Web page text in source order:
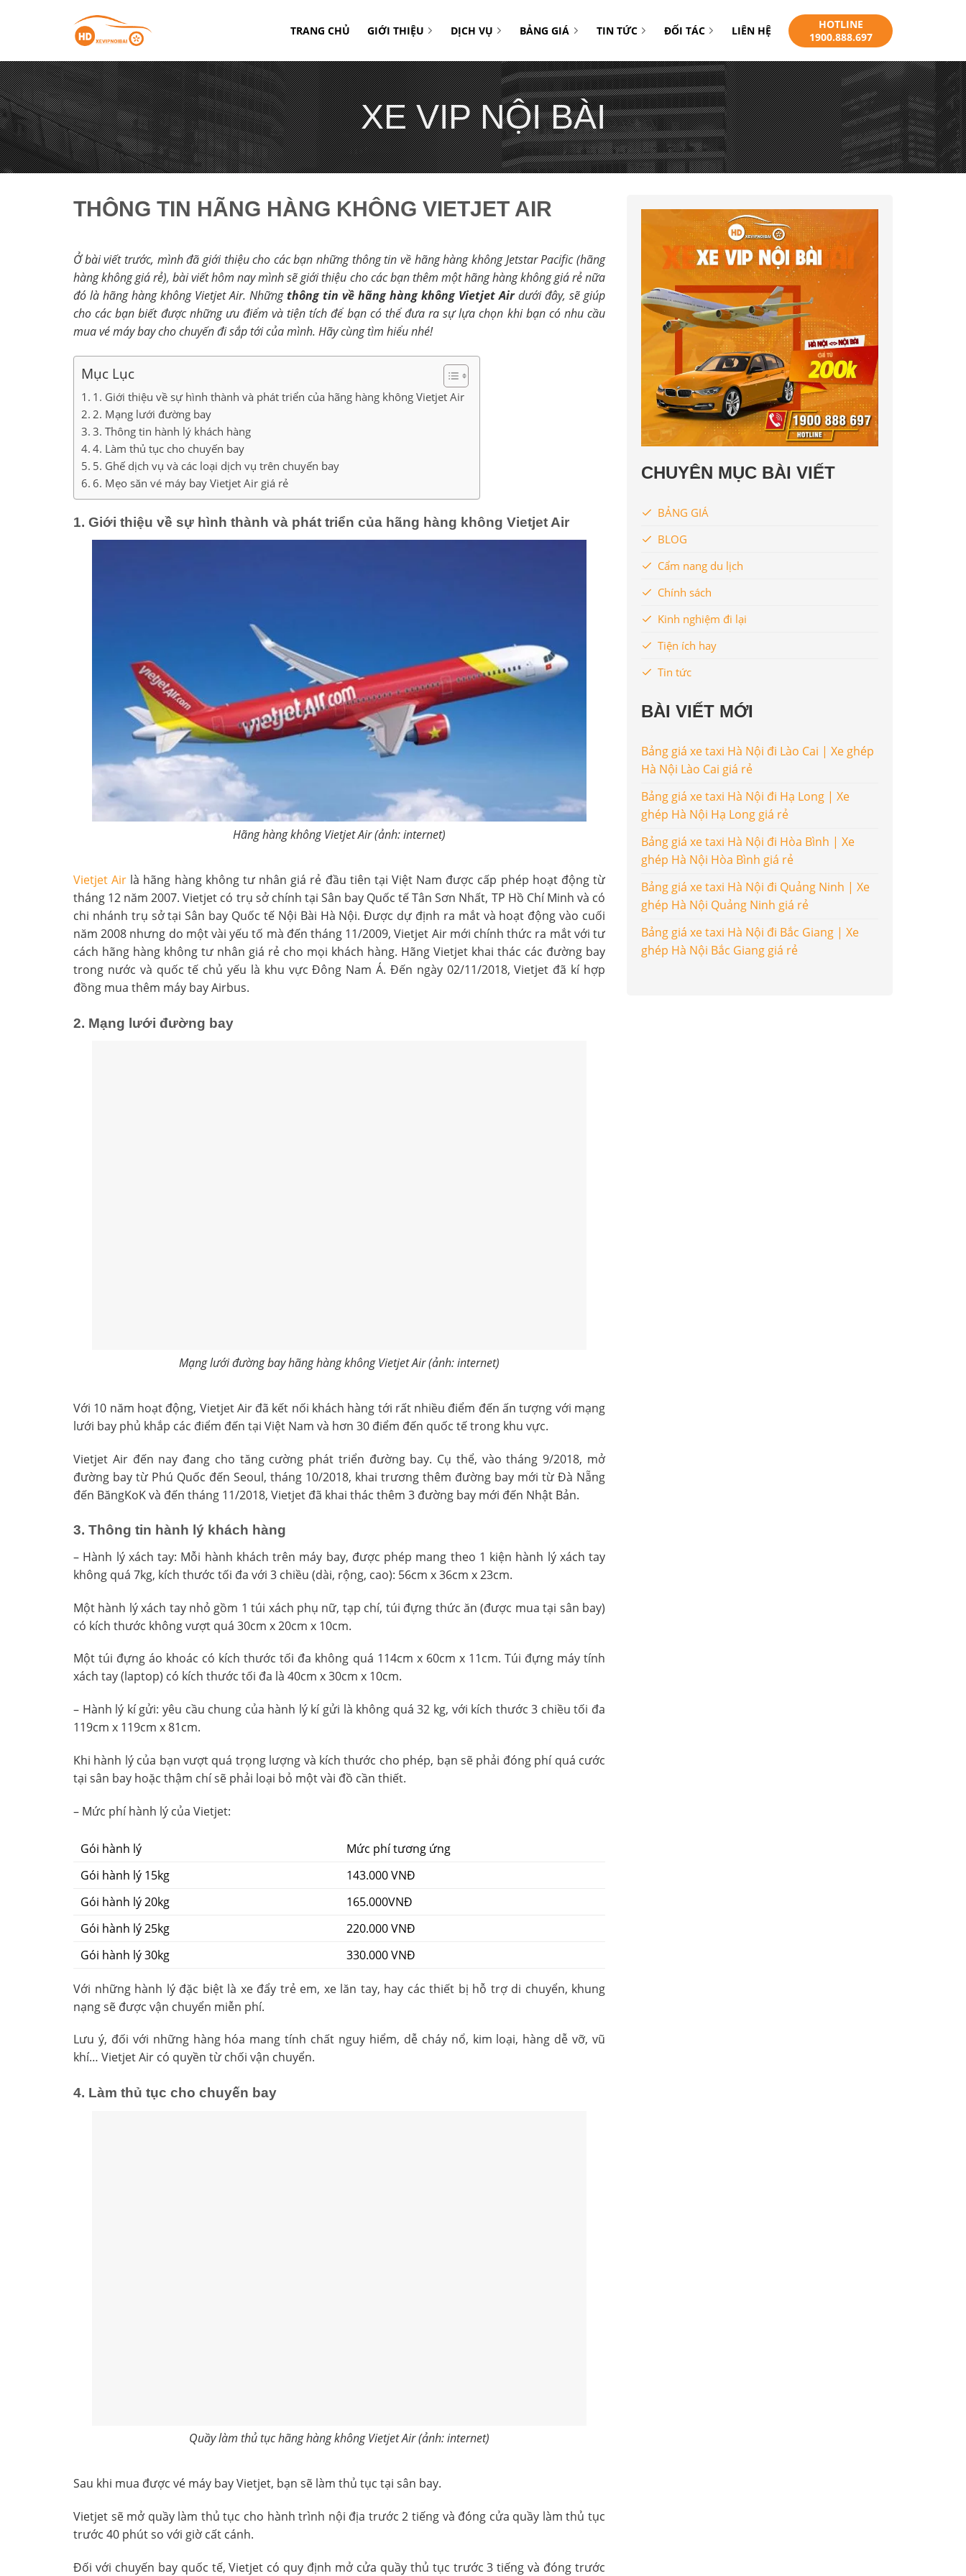
dung
TRANG CHỦ GIỚI THIỆU DỊCH VỤ BẢNG GIÁ TIN TỨC ĐỐI TÁC LIÊN HỆ
HOTLINE
1900.888.697
XE VIP NỘI BÀI
THÔNG TIN HÃNG HÀNG KHÔNG VIETJET AIR
Ở bài viết trước, mình đã giới thiệu cho các bạn những thông tin về hãng hàng không Jetstar Pacific (hãng
hàng không giá rẻ), bài viết hôm nay mình sẽ giới thiệu cho các bạn thêm một hãng hàng không giá rẻ nữa
đó là hãng hàng không Vietjet Air. Nhữngthông tin về hãng hàng không Vietjet Airdưới đây, sẽ giúp
cho các bạn biết được những ưu điểm và tiện tích để bạn có thể đưa ra sự lựa chọn khi bạn có nhu cầu
mua vé máy bay cho chuyến đi sắp tới của mình. Hãy cùng tìm hiểu nhé!
Mục Lục
1. Giới thiệu về sự hình thành và phát triển của hãng hàng không Vietjet Air
2. Mạng lưới đường bay
3. Thông tin hành lý khách hàng
4. Làm thủ tục cho chuyến bay
5. Ghế dịch vụ và các loại dịch vụ trên chuyến bay
6. Mẹo săn vé máy bay Vietjet Air giá rẻ
1. Giới thiệu về sự hình thành và phát triển của hãng hàng không Vietjet Air
Hãng hàng không Vietjet Air (ảnh: internet)
Vietjet Air là hãng hàng không tư nhân giá rẻ đầu tiên tại Việt Nam được cấp phép hoạt động từ
tháng 12 năm 2007. Vietjet có trụ sở chính tại Sân bay Quốc tế Tân Sơn Nhất, TP Hồ Chí Minh và có
chi nhánh trụ sở tại Sân bay Quốc tế Nội Bài Hà Nội. Được dự định ra mắt và hoạt động vào cuối
năm 2008 nhưng do một vài yếu tố mà đến tháng 11/2009, Vietjet Air mới chính thức ra mắt với tư
cách hãng hàng không tư nhân giá rẻ cho mọi khách hàng. Hãng Vietjet khai thác các đường bay
trong nước và quốc tế chủ yếu là khu vực Đông Nam Á. Đến ngày 02/11/2018, Vietjet đã kí hợp
đồng mua thêm máy bay Airbus.
2. Mạng lưới đường bay
Mạng lưới đường bay hãng hàng không Vietjet Air (ảnh: internet)
Với 10 năm hoạt động, Vietjet Air đã kết nối khách hàng tới rất nhiều điểm đến ấn tượng với mạng
lưới bay phủ khắp các điểm đến tại Việt Nam và hơn 30 điểm đến quốc tế trong khu vực.
Vietjet Air đến nay đang cho tăng cường phát triển đường bay. Cụ thể, vào tháng 9/2018, mở
đường bay từ Phú Quốc đến Seoul, tháng 10/2018, khai trương thêm đường bay mới từ Đà Nẵng
đến BăngKoK và đến tháng 11/2018, Vietjet đã khai thác thêm 3 đường bay mới đến Nhật Bản.
3. Thông tin hành lý khách hàng
– Hành lý xách tay: Mỗi hành khách trên máy bay, được phép mang theo 1 kiện hành lý xách tay
không quá 7kg, kích thước tối đa với 3 chiều (dài, rộng, cao): 56cm x 36cm x 23cm.
Một hành lý xách tay nhỏ gồm 1 túi xách phụ nữ, tạp chí, túi đựng thức ăn (được mua tại sân bay)
có kích thước không vượt quá 30cm x 20cm x 10cm.
Một túi đựng áo khoác có kích thước tối đa không quá 114cm x 60cm x 11cm. Túi đựng máy tính
xách tay (laptop) có kích thước tối đa là 40cm x 30cm x 10cm.
– Hành lý kí gửi: yêu cầu chung của hành lý kí gửi là không quá 32 kg, với kích thước 3 chiều tối đa
119cm x 119cm x 81cm.
Khi hành lý của bạn vượt quá trọng lượng và kích thước cho phép, bạn sẽ phải đóng phí quá cước
tại sân bay hoặc thậm chí sẽ phải loại bỏ một vài đồ cần thiết.
– Mức phí hành lý của Vietjet:
Gói hành lý
Mức phí tương ứng
Gói hành lý 15kg
143.000 VNĐ
Gói hành lý 20kg
165.000VNĐ
Gói hành lý 25kg
220.000 VNĐ
Gói hành lý 30kg
330.000 VNĐ
Với những hành lý đặc biệt là xe đẩy trẻ em, xe lăn tay, hay các thiết bị hỗ trợ di chuyển, khung
nạng sẽ được vận chuyển miễn phí.
Lưu ý, đối với những hàng hóa mang tính chất nguy hiểm, dễ cháy nổ, kim loại, hàng dễ vỡ, vũ
khí… Vietjet Air có quyền từ chối vận chuyển.
4. Làm thủ tục cho chuyến bay
Quầy làm thủ tục hãng hàng không Vietjet Air (ảnh: internet)
Sau khi mua được vé máy bay Vietjet, bạn sẽ làm thủ tục tại sân bay.
Vietjet sẽ mở quầy làm thủ tục cho hành trình nội địa trước 2 tiếng và đóng cửa quầy làm thủ tục
trước 40 phút so với giờ cất cánh.
Đối với chuyến bay quốc tế, Vietjet có quy định mở cửa quầy thủ tục trước 3 tiếng và đóng trước
CHUYÊN MỤC BÀI VIẾT
BẢNG GIÁ
BLOG
Cẩm nang du lịch
Chính sách
Kinh nghiệm đi lại
Tiện ích hay
Tin tức
BÀI VIẾT MỚI
Bảng giá xe taxi Hà Nội đi Lào Cai | Xe ghép
Hà Nội Lào Cai giá rẻ
Bảng giá xe taxi Hà Nội đi Hạ Long | Xe
ghép Hà Nội Hạ Long giá rẻ
Bảng giá xe taxi Hà Nội đi Hòa Bình | Xe
ghép Hà Nội Hòa Bình giá rẻ
Bảng giá xe taxi Hà Nội đi Quảng Ninh | Xe
ghép Hà Nội Quảng Ninh giá rẻ
Bảng giá xe taxi Hà Nội đi Bắc Giang | Xe
ghép Hà Nội Bắc Giang giá rẻ